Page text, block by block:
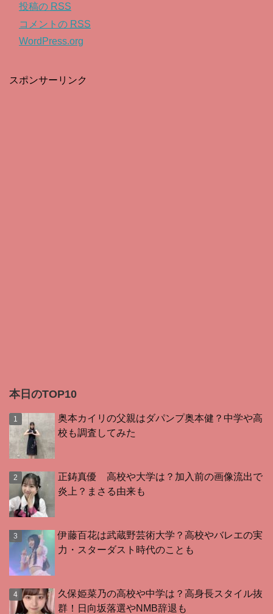
投稿の RSS
コメントの RSS
WordPress.org
スポンサーリンク
本日のTOP10
奥本カイリの父親はダパンプ奥本健？中学や高
校も調査してみた
正鋳真優 高校や大学は？加入前の画像流出で
炎上？まさる由来も
伊藤百花は武蔵野芸術大学？高校やバレエの実
力・スターダスト時代のことも
久保姫菜乃の高校や中学は？高身長スタイル抜
群！日向坂落選やNMB辞退も